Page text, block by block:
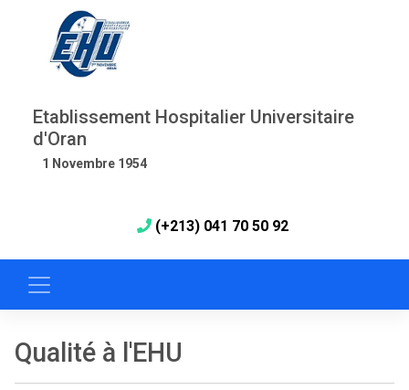
Etablissement Hospitalier Universitaire
d'Oran
1 Novembre 1954
(+213) 041 70 50 92
Qualité à l'EHU